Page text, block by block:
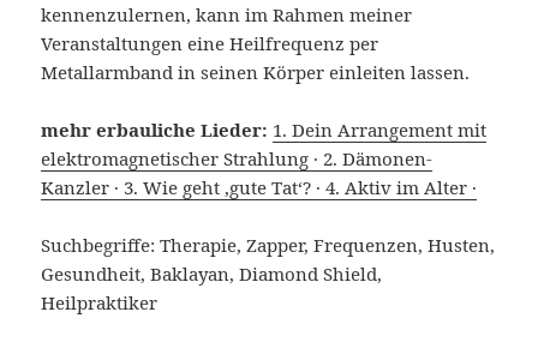
kennenzulernen, kann im Rahmen meiner
Veranstaltungen eine Heilfrequenz per
Metallarmband in seinen Körper einleiten lassen.
mehr erbauliche Lieder: 1. Dein Arrangement mit
elektromagnetischer Strahlung · 2. Dämonen-
Kanzler · 3. Wie geht ‚gute Tat‘? ·4. Aktiv im Alter ·
Suchbegriffe: Therapie, Zapper, Frequenzen, Husten,
Gesundheit, Baklayan, Diamond Shield,
Heilpraktiker